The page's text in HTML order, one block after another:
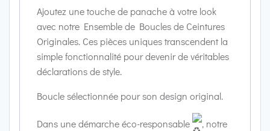
Ajoutez une touche de panache à votre look
avec notre Ensemble de Boucles de Ceintures
Originales. Ces pièces uniques transcendent la
simple fonctionnalité pour devenir de véritables
déclarations de style.
Boucle sélectionnée pour son design original.
Dans une démarche éco-responsable
, notre